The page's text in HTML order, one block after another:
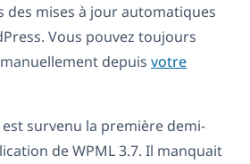
des mises à jour automatiques
Vous pouvez toujours
depuis votre
survenu la première demi-
de WPML 3.7. Il manquait